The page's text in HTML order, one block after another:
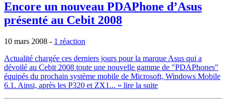
Encore un nouveau PDAPhone d’Asus
présenté au Cebit 2008
10 mars 2008 - 1 réaction
Actualité chargée ces derniers jours pour la marque Asus qui a
dévoilé au Cebit 2008 toute une nouvelle gamme de "PDAPhones"
équipés du prochain système mobile de Microsoft, Windows Mobile
6.1. Ainsi, après les P320 et ZX1... » lire la suite